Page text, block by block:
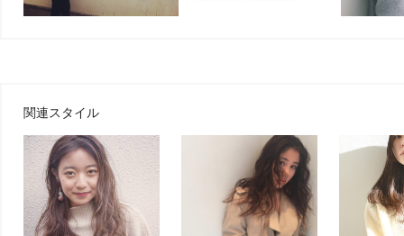
関連スタイル